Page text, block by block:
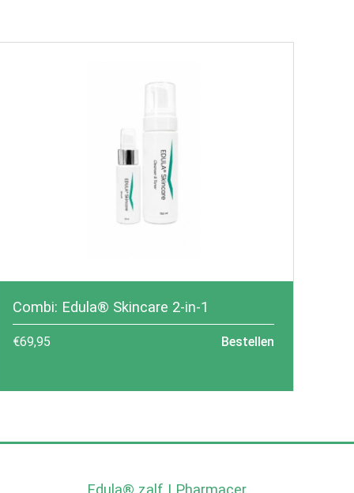
Combi: Edula® Skincare 2-in-1
€69,95 Bestellen
Edula® zalf | Pharmacer